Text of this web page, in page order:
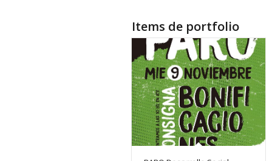
Items de portfolio